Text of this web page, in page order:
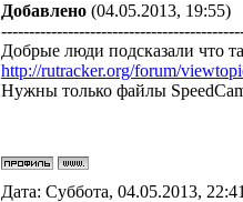
Добавлено (04.05.2013, 19:55)
Добрые люди подсказали что
http://rutracker.org/forum/
Нужны только файлы
Дата: Суббота, 04.05.2013,